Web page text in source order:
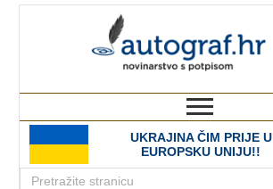
UKRAJINA ČIM PRIJE U
EUROPSKU UNIJU!!